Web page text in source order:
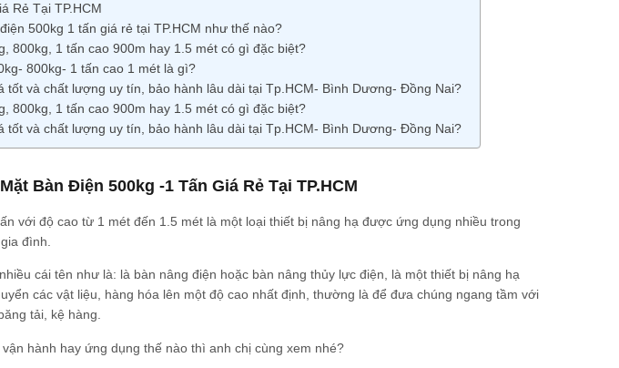
Rẻ Tại TP.HCM
500kg 1 tấn giá rẻ tại TP.HCM như thế nào?
800kg, 1 tấn cao 900m hay 1.5 mét có gì đặc biệt?
800kg- 1 tấn cao 1 mét là gì?
tốt và chất lượng uy tín, bảo hành lâu dài tại Tp.HCM- Bình Dương- Đồng Nai?
800kg, 1 tấn cao 900m hay 1.5 mét có gì đặc biệt?
tốt và chất lượng uy tín, bảo hành lâu dài tại Tp.HCM- Bình Dương- Đồng Nai?
Bàn Điện 500kg -1 Tấn Giá Rẻ Tại TP.HCM
với độ cao từ 1 mét đến 1.5 mét là một loại thiết bị nâng hạ được ứng dụng nhiều trong
đình.
cái tên như là: là bàn nâng điện hoặc bàn nâng thủy lực điện, là một thiết bị nâng hạ
các vật liệu, hàng hóa lên một độ cao nhất định, thường là để đưa chúng ngang tầm với
tải, kệ hàng.
hành hay ứng dụng thế nào thì anh chị cùng xem nhé?